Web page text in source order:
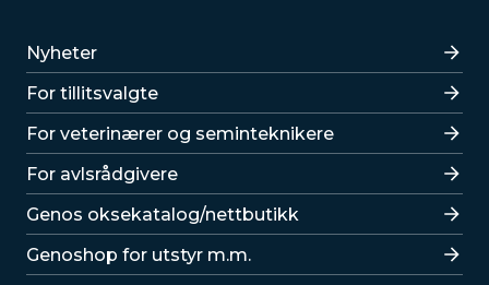
Lenker
Nyheter
For tillitsvalgte
For veterinærer og seminteknikere
For avlsrådgivere
Lenker
Genos oksekatalog/nettbutikk
Genoshop for utstyr m.m.